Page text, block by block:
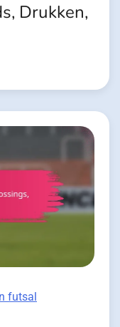
Drukken,
futsal